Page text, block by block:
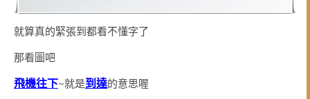
就算真的緊張到都看不懂字了
那看圖吧
飛機往下~就是到達的意思喔